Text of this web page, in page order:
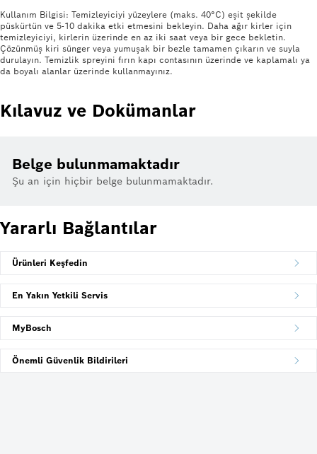
Kullanım Bilgisi: Temizleyiciyi yüzeylere (maks. 40°C) eşit şekilde
püskürtün ve 5-10 dakika etki etmesini bekleyin. Daha ağır kirler için
temizleyiciyi, kirlerin üzerinde en az iki saat veya bir gece bekletin.
Çözünmüş kiri sünger veya yumuşak bir bezle tamamen çıkarın ve suyla
durulayın. Temizlik spreyini fırın kapı contasının üzerinde ve kaplamalı ya
da boyalı alanlar üzerinde kullanmayınız.
Kılavuz ve Dokümanlar
Belge bulunmamaktadır
Şu an için hiçbir belge bulunmamaktadır.
Yararlı Bağlantılar
Ürünleri Keşfedin
En Yakın Yetkili Servis
MyBosch
Önemli Güvenlik Bildirileri